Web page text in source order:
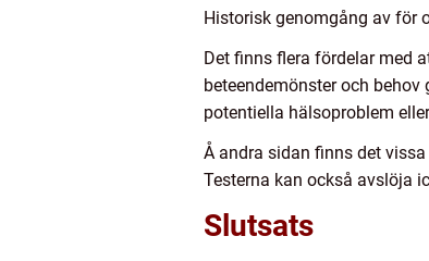
Historisk genomgång av för
Det finns flera fördelar med
beteendemönster och
potentiella hälsoproblem
Å andra sidan finns det
Testerna kan också avslöja
Slutsats